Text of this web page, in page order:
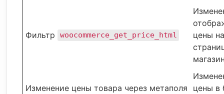
Фильтр woocommerce_get_price_html
цены на
Изменение цены товара через метаполя
цены в